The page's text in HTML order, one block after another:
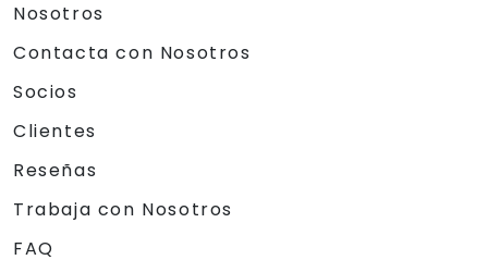
Nosotros
Contacta con Nosotros
Socios
Clientes
Reseñas
Trabaja con Nosotros
FAQ